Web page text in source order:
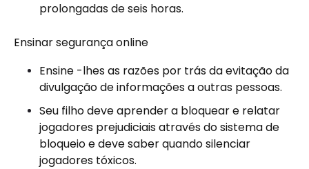
prolongadas de seis horas.
Ensinar segurança online
Ensine -lhes as razões por trás da evitação da
divulgação de informações a outras pessoas.
Seu filho deve aprender a bloquear e relatar
jogadores prejudiciais através do sistema de
bloqueio e deve saber quando silenciar
jogadores tóxicos.